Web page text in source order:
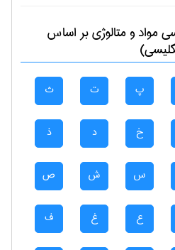
مواد و متالوژیبر اساس
پ ت ث
خ د ذ
س ش ص
ع غ ف